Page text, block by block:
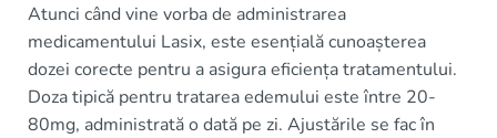
Atunci când vine vorba de administrarea
medicamentului Lasix, este esențială cunoașterea
dozei corecte pentru a asigura eficiența tratamentului.
Doza tipică pentru tratarea edemului este între 20-
80mg, administrată o dată pe zi. Ajustările se fac în